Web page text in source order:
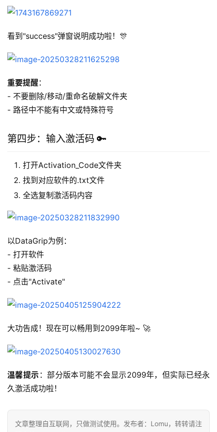
看到"success"弹窗说明成功啦！🎊
重要提醒：
- 不要删除/移动/重命名破解文件夹
- 路径中不能有中文或特殊符号
第四步：输入激活码 🔑
打开Activation_Code文件夹
找到对应软件的.txt文件
全选复制激活码内容
以DataGrip为例：
- 打开软件
- 粘贴激活码
- 点击"Activate"
大功告成！现在可以畅用到2099年啦~ 🚀
温馨提示 ：部分版本可能不会显示2099年，但实际已经永
久激活成功啦！
文章整理自互联网，只做测试使用。发布者：Lomu，转转请注